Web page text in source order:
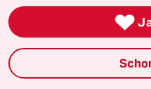
Mehr taz Angebote
Reisen
